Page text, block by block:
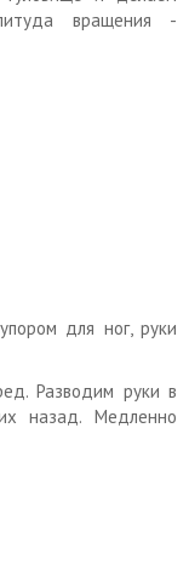
вращения -
для ног, руки
Разводим руки в
назад. Медленно